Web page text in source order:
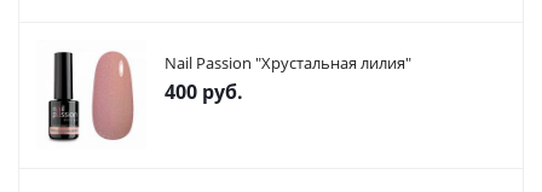
Nail Passion "Хрустальная лилия"
400 руб.